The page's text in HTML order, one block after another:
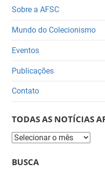
Sobre a AFSC
Mundo do Colecionismo
Eventos
Publicações
Contato
TODAS AS NOTÍCIAS
Todas
Notícias
BUSCA